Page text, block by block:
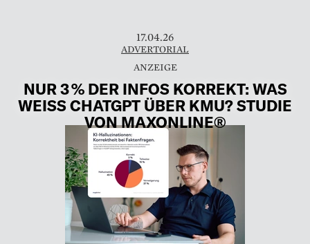
17.04.26
ADVERTORIAL
NUR 3 % DER INFOS KORREKT: WAS
WEISS CHATGPT ÜBER KMU? STUDIE V
ON MAXONLINE®